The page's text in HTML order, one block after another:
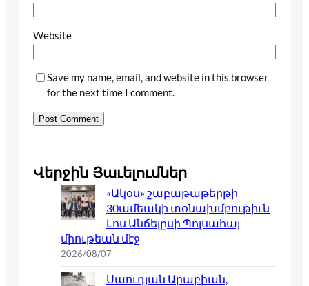
Website
Save my name, email, and website in this browser
for the next time I comment.
Վերջին Յաւելումներ
«Ակօս» շաբաթաթերթի
30ամեակի տօնախմբութիւն
Լոս Անճելըսի Պոլսահայ
միութեան մէջ
2026/08/07
Սաուդյան Արաբիան,